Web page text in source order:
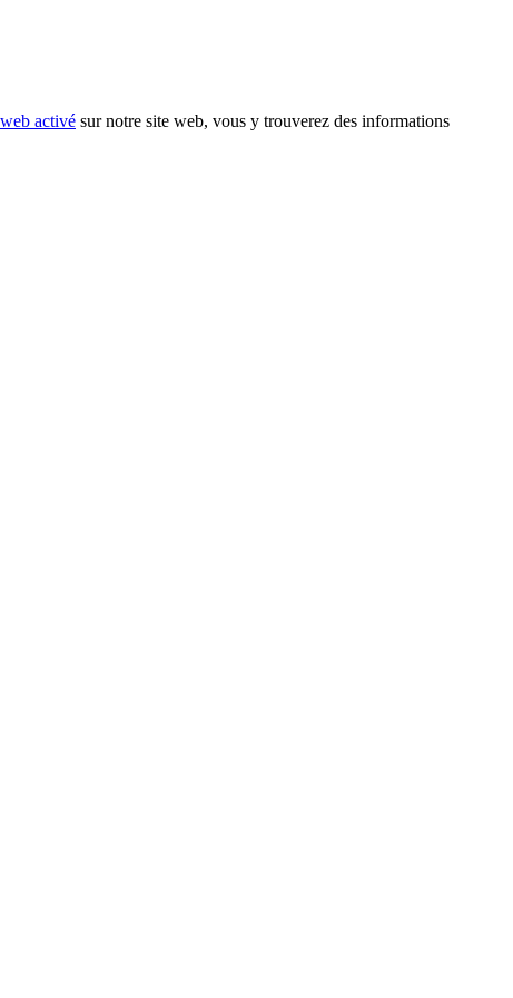
activé sur notre site web, vous y trouverez des informations